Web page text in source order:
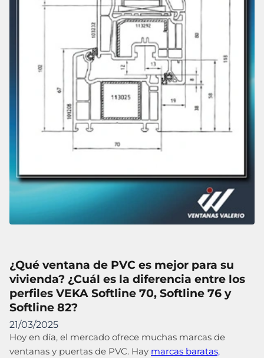
¿Qué ventana de PVC es mejor para su
vivienda? ¿Cuál es la diferencia entre los
perfiles VEKA Softline 70, Softline 76 y
Softline 82?
21/03/2025
Hoy en día, el mercado ofrece muchas marcas de
ventanas y puertas de PVC. Hay marcas baratas,